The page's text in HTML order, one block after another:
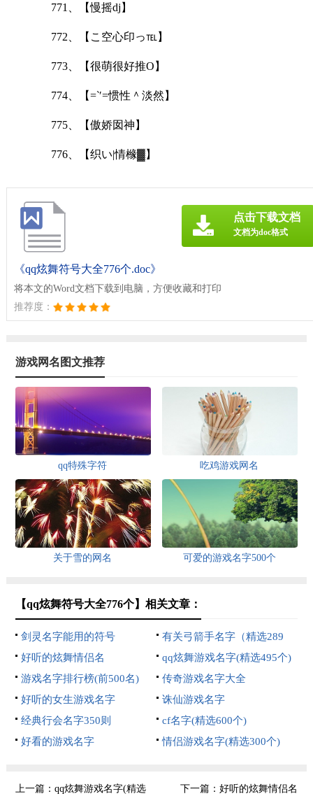
771、【慢摇dj】
772、【こ空心印っ℡】
773、【很萌很好推О】
774、【=‵′=惯性＾淡然】
775、【傲娇囡神】
776、【织い|情橼▓】
《qq炫舞符号大全776个.doc》
将本文的Word文档下载到电脑，方便收藏和打印
推荐度：
点击下载文档
文档为doc格式
游戏网名图文推荐
qq特殊字符 吃鸡游戏网名
关于雪的网名 可爱的游戏名字500个
【qq炫舞符号大全776个】相关文章：
剑灵名字能用的符号
有关弓箭手名字（精选289
个）
好听的炫舞情侣名
qq炫舞游戏名字(精选495个)
游戏名字排行榜(前500名)
传奇游戏名字大全
好听的女生游戏名字
诛仙游戏名字
经典行会名字350则
cf名字(精选600个)
好看的游戏名字
情侣游戏名字(精选300个)
上一篇： qq炫舞游戏名字(精选 下一篇：好听的炫舞情侣名